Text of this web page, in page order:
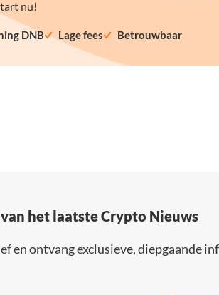
nu!
DNB Lage fees Betrouwbaar
het laatste Crypto Nieuws
en ontvang exclusieve, diepgaande